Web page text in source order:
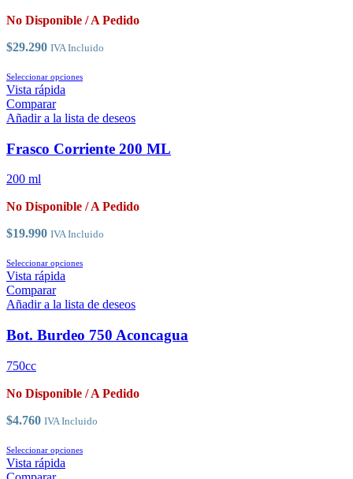
elegir
la
No Disponible / A Pedido
$29.290 IVA Incluido
Seleccionar opcionesEste
múltiples
Las
opciones
elegir
la
de
Vista rápida
Comparar
Añadir a la lista de deseos
Frasco Corriente 200 ML
200 ml
No Disponible / A Pedido
$19.990 IVA Incluido
Seleccionar opcionesEste
múltiples
Las
opciones
elegir
la
Vista rápida
Comparar
Añadir a la lista de deseos
Bot. Burdeo 750 Aconcagua
750cc
No Disponible / A Pedido
$4.760 IVA Incluido
Seleccionar opcionesEste
Vista rápida